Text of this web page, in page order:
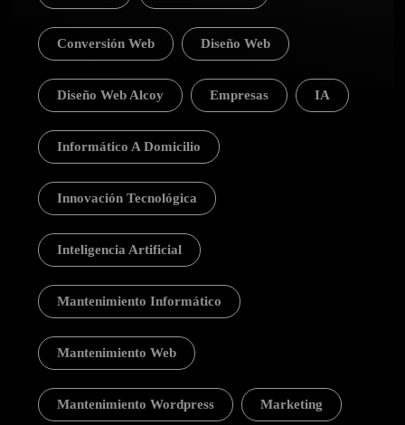
Conversión Web Diseño Web
Diseño Web Alcoy Empresas IA
Informático A Domicilio
Innovación Tecnológica
Inteligencia Artificial
Mantenimiento Informático
Mantenimiento Web
Mantenimiento Wordpress Marketing